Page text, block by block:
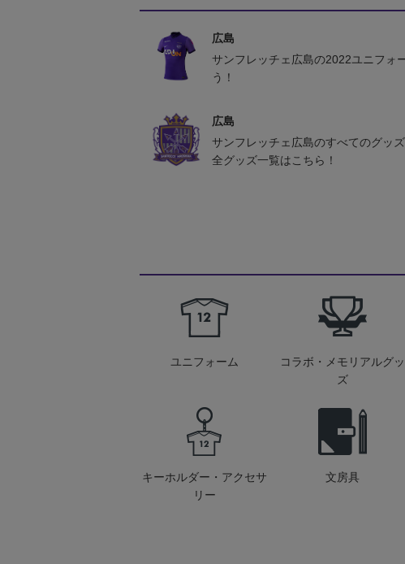
広島
サンフレッチェ広島の2022ユニフォ
う！
広島
サンフレッチェ広島のすべてのグッ
全グッズ一覧はこちら！
ユニフォーム
コラボ・メモリアルグッ
ズ
キーホルダー・アクセサ
リー
文房具